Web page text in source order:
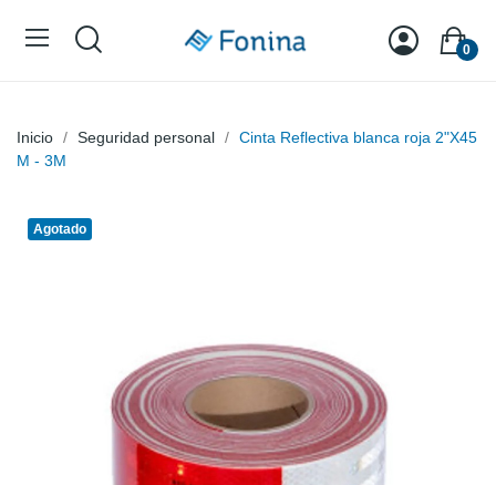
0
Inicio Seguridad personal
Cinta Reflectiva blanca roja 2"X45
M - 3M
Agotado